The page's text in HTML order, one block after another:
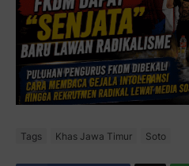
Tags Khas Jawa Timur Soto